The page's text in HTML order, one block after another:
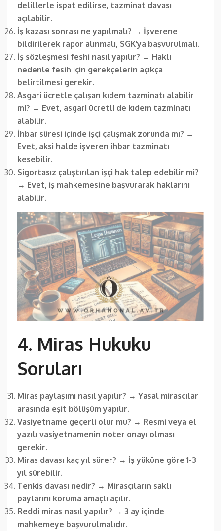
delillerle ispat edilirse, tazminat davası
açılabilir.
İş kazası sonrası ne yapılmalı? → İşverene
bildirilerek rapor alınmalı, SGK’ya başvurulmalı.
İş sözleşmesi feshi nasıl yapılır? → Haklı
nedenle fesih için gerekçelerin açıkça
belirtilmesi gerekir.
Asgari ücretle çalışan kıdem tazminatı alabilir
mi? → Evet, asgari ücretli de kıdem tazminatı
alabilir.
İhbar süresi içinde işçi çalışmak zorunda mı? →
Evet, aksi halde işveren ihbar tazminatı
kesebilir.
Sigortasız çalıştırılan işçi hak talep edebilir mi?
→ Evet, iş mahkemesine başvurarak haklarını
alabilir.
4. Miras Hukuku
Soruları
Miras paylaşımı nasıl yapılır? → Yasal mirasçılar
arasında eşit bölüşüm yapılır.
Vasiyetname geçerli olur mu? → Resmi veya el
yazılı vasiyetnamenin noter onayı olması
gerekir.
Miras davası kaç yıl sürer? → İş yüküne göre 1-3
yıl sürebilir.
Tenkis davası nedir? → Mirasçıların saklı
paylarını koruma amaçlı açılır.
Reddi miras nasıl yapılır? → 3 ay içinde
mahkemeye başvurulmalıdır.